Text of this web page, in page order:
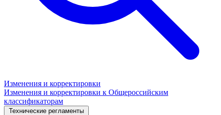
Изменения и корректировки
Изменения и корректировки к Общероссийским
классификаторам
Технические регламенты